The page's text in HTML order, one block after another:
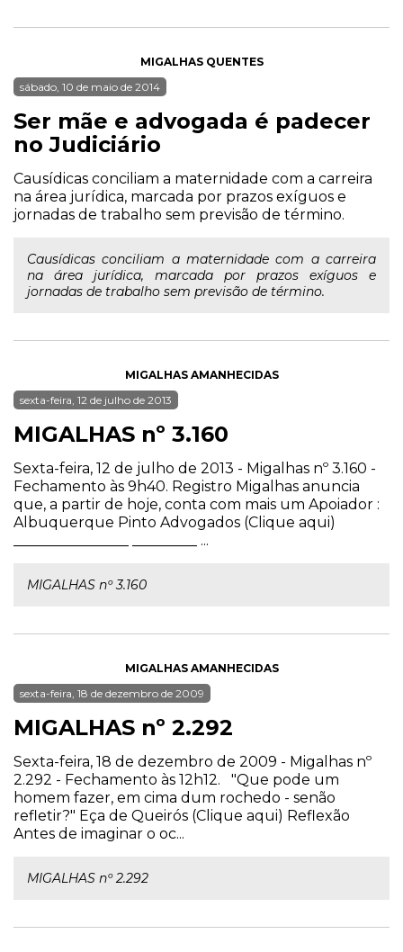
MIGALHAS QUENTES
sábado, 10 de maio de 2014
Ser mãe e advogada é padecer
no Judiciário
Causídicas conciliam a maternidade com a carreira
na área jurídica, marcada por prazos exíguos e
jornadas de trabalho sem previsão de término.
Causídicas conciliam a maternidade com a carreira
na área jurídica, marcada por prazos exíguos e
jornadas de trabalho sem previsão de término.
MIGALHAS AMANHECIDAS
sexta-feira, 12 de julho de 2013
MIGALHAS nº 3.160
Sexta-feira, 12 de julho de 2013 - Migalhas nº 3.160 -
Fechamento às 9h40. Registro Migalhas anuncia
que, a partir de hoje, conta com mais um Apoiador :
Albuquerque Pinto Advogados (Clique aqui)
________________ _________ ...
MIGALHAS nº 3.160
MIGALHAS AMANHECIDAS
sexta-feira, 18 de dezembro de 2009
MIGALHAS nº 2.292
Sexta-feira, 18 de dezembro de 2009 - Migalhas nº
2.292 - Fechamento às 12h12. "Que pode um
homem fazer, em cima dum rochedo - senão
refletir?" Eça de Queirós (Clique aqui) Reflexão
Antes de imaginar o oc...
MIGALHAS nº 2.292